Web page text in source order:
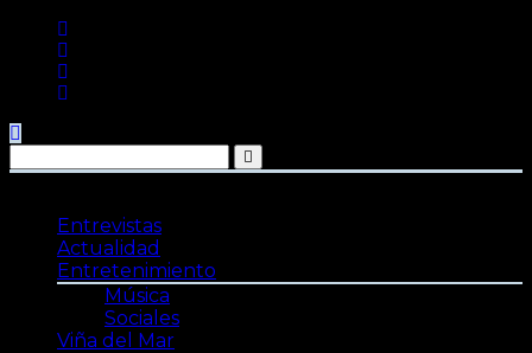
contenido
Entrevistas
Actualidad
Entretenimiento
Música
Sociales
Viña del Mar